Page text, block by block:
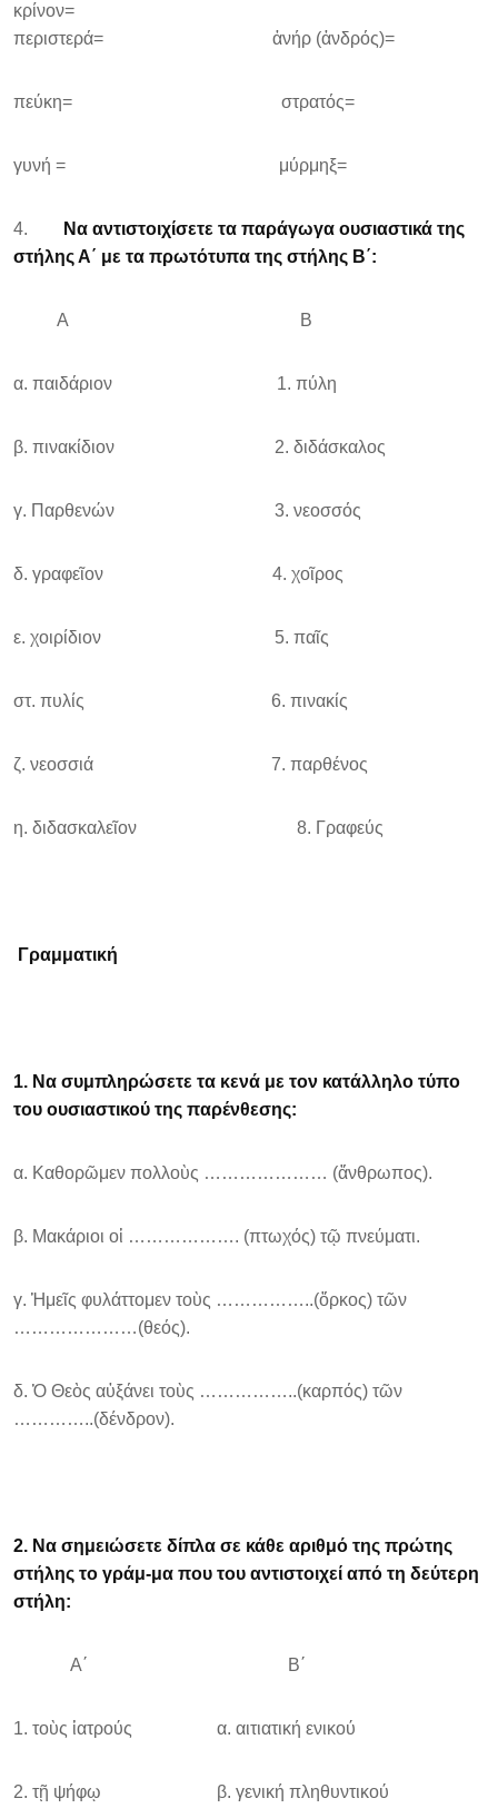
κρίνον=
περιστερά= ἀνήρ (ἀνδρός)=
πεύκη= στρατός=
γυνή = μύρμηξ=
4.
Να αντιστοιχίσετε τα παράγωγα ουσιαστικά της
στήλης Α΄ με τα πρωτότυπα της στήλης Β΄:
Α Β
α. παιδάριον 1. πύλη
β. πινακίδιον 2. διδάσκαλος
γ. Παρθενών 3. νεοσσός
δ. γραφεῖον 4. χοῖρος
ε. χοιρίδιον 5. παῖς
στ. πυλίς 6. πινακίς
ζ. νεοσσιά 7. παρθένος
η. διδασκαλεῖον 8. Γραφεύς
Γραμματική
1. Να συμπληρώσετε τα κενά με τον κατάλληλο τύπο
του ουσιαστικού της παρένθεσης:
α. Καθορῶμεν πολλοὺς ………………… (ἄνθρωπος).
β. Μακάριοι οἱ ………………. (πτωχός) τῷ πνεύματι.
γ. Ἡμεῖς φυλάττομεν τοὺς ……………..(ὄρκος) τῶν
…………………(θεός).
δ. Ὁ Θεὸς αὐξάνει τοὺς ……………..(καρπός) τῶν
…………..(δένδρον).
2. Να σημειώσετε δίπλα σε κάθε αριθμό της πρώτης
στήλης το γράμ-μα που του αντιστοιχεί από τη δεύτερη
στήλη:
Α΄ Β΄
1. τοὺς ἱατρούς α. αιτιατική ενικού
2. τῇ ψήφῳ β. γενική πληθυντικού